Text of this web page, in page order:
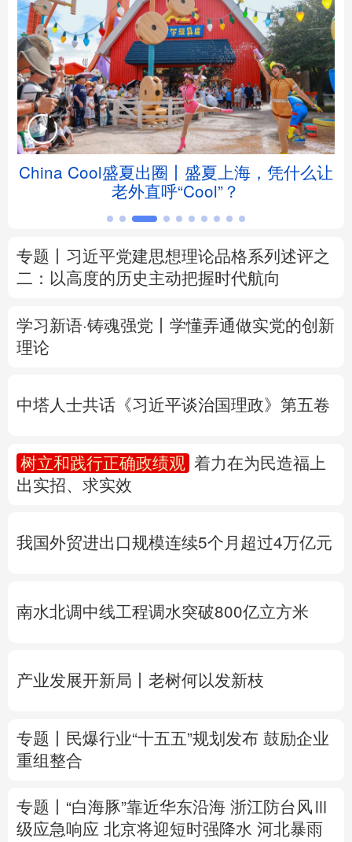
地方频道
北京 天津 河北 山西
辽宁 吉林 上海 江苏
浙江 安徽 福建 江西
河南 湖北
广东 广西 海南 重庆
陕西
English Español
China Cool盛夏出圈丨盛夏上海，凭什么让
老外直呼“Cool”？
专题丨 习近平党建思想理论品格系列述评之
二：以高度的历史主动把握时代航向
学习新语·铸魂强党丨学懂弄通做实党的创新
理论
中塔人士共话《习近平谈治国理政》第五卷
树立和践行正确政绩观
着力在为民造福上
出实招、求实效
我国外贸进出口规模连续5个月超过4万亿元
南水北调中线工程调水突破800亿立方米
产业发展开新局丨 老树何以发新枝
专题丨
民爆行业“十五五”规划发布 鼓励企业
重组整合
专题丨 “白海豚”靠近华东沿海 浙江防台风Ⅲ
级应急响应 北京将迎短时强降水 河北暴雨